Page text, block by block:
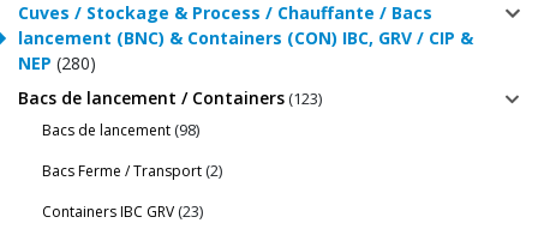
Cuves / Stockage & Process / Chauffante / Bacs
lancement (BNC) & Containers (CON) IBC, GRV / CIP &
NEP (280)
Bacs de lancement / Containers(123)
Bacs de lancement(98)
Bacs Ferme / Transport(2)
Containers IBC GRV(23)